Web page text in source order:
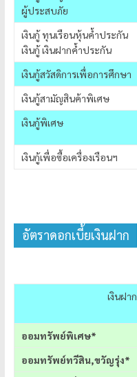
ผู้ประสบภัย
เงินกู้ ทุนเรือนหุ้นค้ำประกัน
เงินกู้ เงินฝากค้ำประกัน
เงินกู้สวัสดิการเพื่อการศึกษา
เงินกู้สามัญสินค้าพิเศษ
เงินกู้พิเศษ
เงินกู้เพื่อซื้อเครื่องเรือนฯ
อัตราดอกเบี้ยเงินฝาก
เงินฝาก
ออมทรัพย์พิเศษ*
ออมทรัพย์ทวีสิน,ขวัญรุ่ง*